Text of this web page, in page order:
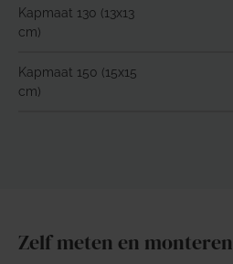
Kapmaat 130 (13x13
cm)
Kapmaat 150 (15x15
cm)
Zelf meten en monteren